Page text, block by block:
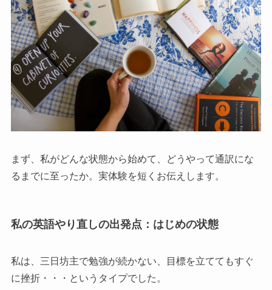
まず、私がどんな状態から始めて、どうやって通訳にな
るまでに至ったか。実体験を短くお伝えします。
私の英語やり直しの出発点：はじめの状態
私は、三日坊主で勉強が続かない、目標を立ててもすぐ
に挫折・・・というタイプでした。